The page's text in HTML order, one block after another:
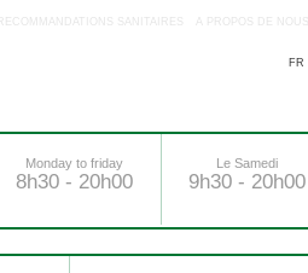
RECOMMANDATIONS SANITAIRES A PROPOS DE NOUS
FR
Monday to friday
8h30 - 20h00
Le Samedi
9h30 - 20h00